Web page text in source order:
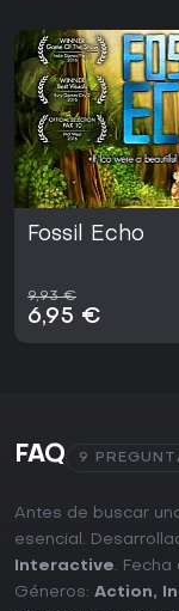
Fossil Echo
9,93 €
6,95 €
FAQ 9
Antes de buscar
esencial.
Interactive. Fecha
Géneros: Action,